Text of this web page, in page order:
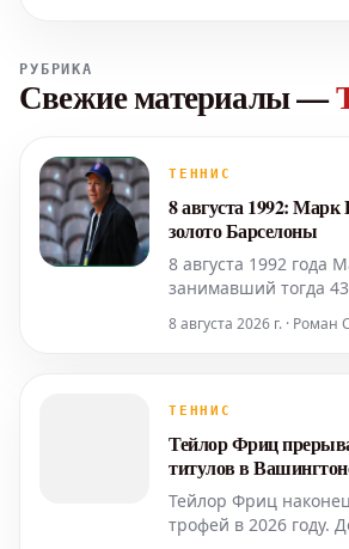
РУБРИКА
Свежие материалы—
ТЕННИС
8 августа 1992: Марк
золото Барселоны
8 августа 1992 года
занимавший тогда
величайшее
финале 21-летний
победу над
со счетом 7-6
8 августа 2026 г. · Роман
ТЕННИС
Тейлор Фриц
титулов в
над Йодаром
Тейлор Фриц
трофей в 2026 году.